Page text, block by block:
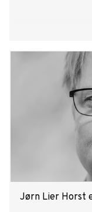
Jørn Lier Horst